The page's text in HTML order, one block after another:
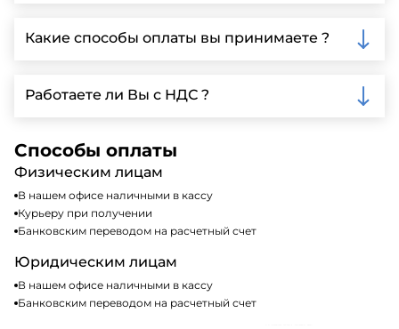
Ленинградской области, у нас собственный
автопарк, для обеспечения быстрой и надежной
Какие способы оплаты вы принимаете ?
включая наличные, банковские переводы,
кредитные карты. Подробную информацию о
Работаете ли Вы с НДС ?
налогообложения, т.е с НДС 20%
Способы оплаты
Физическим лицам
В нашем офисе наличными в кассу
Курьеру при получении
Банковским переводом на расчетный счет
Юридическим лицам
В нашем офисе наличными в кассу
Банковским переводом на расчетный счет